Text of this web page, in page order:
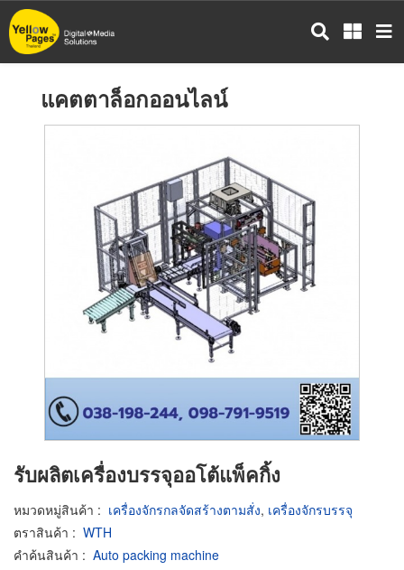
ข้าม
ไป
แคตตาล็อกออนไลน์
รับผลิตเครื่องบรรจุออโต้แพ็คกิ้ง
หมวดหมู่สินค้า : เครื่องจักรกลจัดสร้างตามสั่ง, เครื่องจักรบรรจุ
ตราสินค้า : WTH
คำค้นสินค้า : Auto packing machine